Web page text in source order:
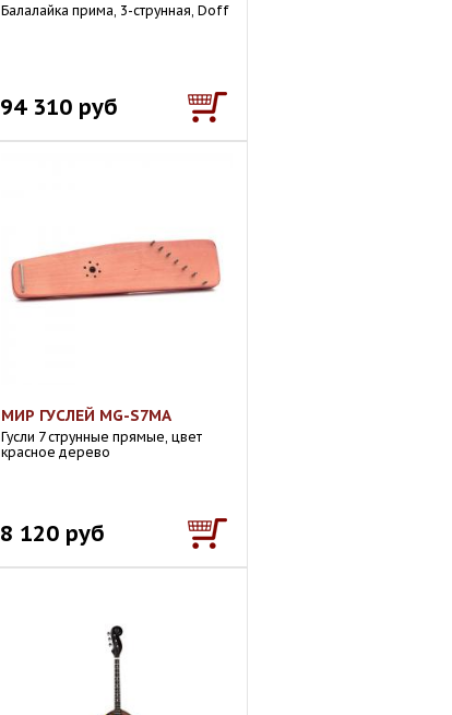
Балалайка прима, 3-струнная, Doff
94 310 руб
МИР ГУСЛЕЙ MG-S7MA
Гусли 7 струнные прямые, цвет
красное дерево
8 120 руб